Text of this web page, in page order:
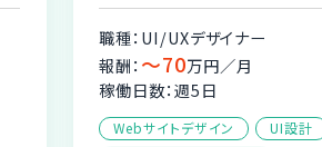
職種：UI/UXデザイナー
報酬： 〜70万円／月
稼働日数：週5日
Webサイトデザイン
UI設計